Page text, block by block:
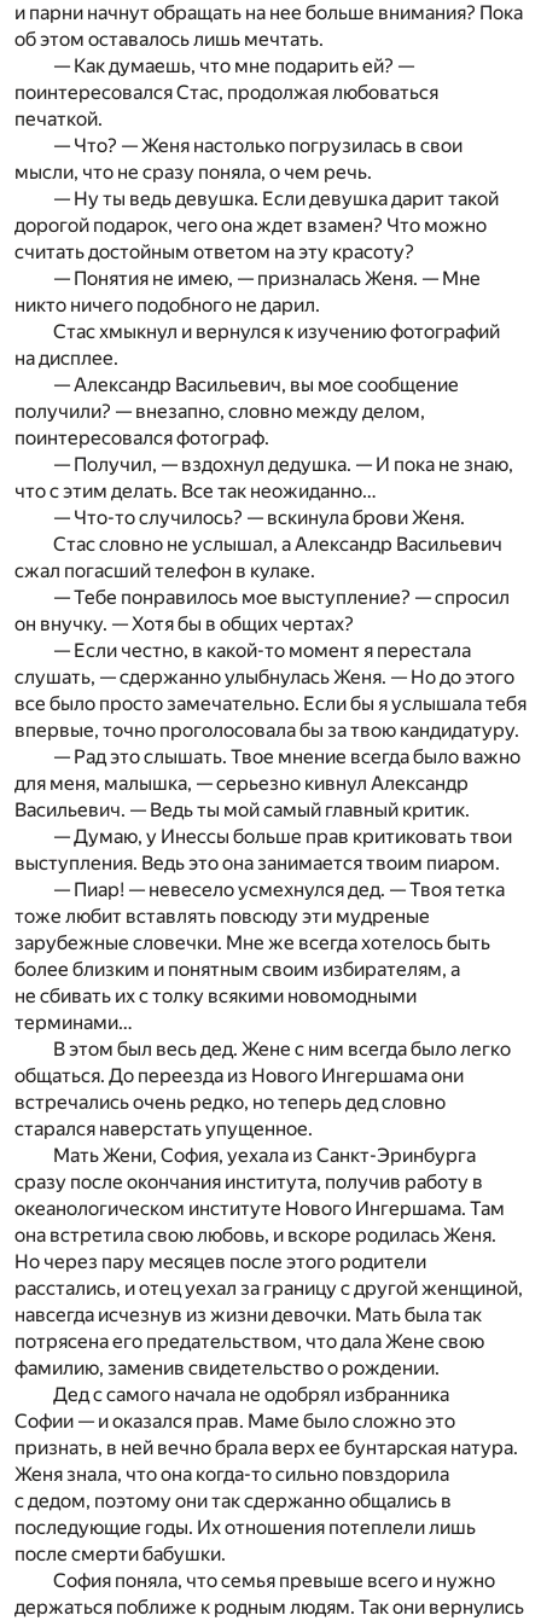
и парни начнут обращать на нее больше внимания? Пока
об этом оставалось лишь мечтать.
— Как думаешь, что мне подарить ей? —
поинтересовался Стас, продолжая любоваться
печаткой.
— Что? — Женя настолько погрузилась в свои
мысли, что не сразу поняла, о чем речь.
— Ну ты ведь девушка. Если девушка дарит такой
дорогой подарок, чего она ждет взамен? Что можно
считать достойным ответом на эту красоту?
— Понятия не имею, — призналась Женя. — Мне
никто ничего подобного не дарил.
Стас хмыкнул и вернулся к изучению фотографий
на дисплее.
— Александр Васильевич, вы мое сообщение
получили? — внезапно, словно между делом,
поинтересовался фотограф.
— Получил, — вздохнул дедушка. — И пока не знаю,
что с этим делать. Все так неожиданно…
— Что-то случилось? — вскинула брови Женя.
Стас словно не услышал, а Александр Васильевич
сжал погасший телефон в кулаке.
— Тебе понравилось мое выступление? — спросил
он внучку. — Хотя бы в общих чертах?
— Если честно, в какой-то момент я перестала
слушать, — сдержанно улыбнулась Женя. — Но до этого
все было просто замечательно. Если бы я услышала тебя
впервые, точно проголосовала бы за твою кандидатуру.
— Рад это слышать. Твое мнение всегда было важно
для меня, малышка, — серьезно кивнул Александр
Васильевич. — Ведь ты мой самый главный критик.
— Думаю, у Инессы больше прав критиковать твои
выступления. Ведь это она занимается твоим пиаром.
— Пиар! — невесело усмехнулся дед. — Твоя тетка
тоже любит вставлять повсюду эти мудреные
зарубежные словечки. Мне же всегда хотелось быть
более близким и понятным своим избирателям, а
не сбивать их с толку всякими новомодными
терминами…
В этом был весь дед. Жене с ним всегда было легко
общаться. До переезда из Нового Ингершама они
встречались очень редко, но теперь дед словно
старался наверстать упущенное.
Мать Жени, София, уехала из Санкт-Эринбурга
сразу после окончания института, получив работу в
океанологическом институте Нового Ингершама. Там
она встретила свою любовь, и вскоре родилась Женя.
Но через пару месяцев после этого родители
расстались, и отец уехал за границу с другой женщиной,
навсегда исчезнув из жизни девочки. Мать была так
потрясена его предательством, что дала Жене свою
фамилию, заменив свидетельство о рождении.
Дед с самого начала не одобрял избранника
Софии — и оказался прав. Маме было сложно это
признать, в ней вечно брала верх ее бунтарская натура.
Женя знала, что она когда-то сильно повздорила
с дедом, поэтому они так сдержанно общались в
последующие годы. Их отношения потеплели лишь
после смерти бабушки.
София поняла, что семья превыше всего и нужно
держаться поближе к родным людям. Так они вернулись